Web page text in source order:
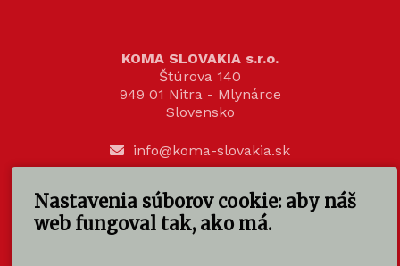
Nastavenia súborov cookie: aby náš
web fungoval tak, ako má.
KOMA SLOVAKIA s.r.o.
Štúrova 140
949 01 Nitra - Mlynárce
Slovensko
info@koma-slovakia.sk
Patríme do rodiny KOMA FAMILY